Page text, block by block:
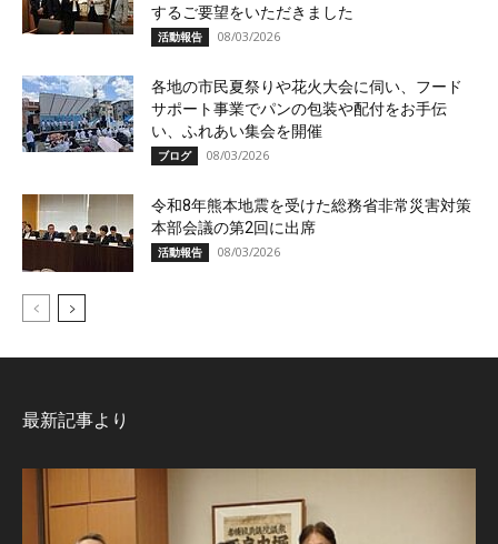
するご要望をいただきました
活動報告 08/03/2026
各地の市民夏祭りや花火大会に伺い、フード
サポート事業でパンの包装や配付をお手伝
い、ふれあい集会を開催
ブログ 08/03/2026
令和8年熊本地震を受けた総務省非常災害対策
本部会議の第2回に出席
活動報告 08/03/2026
最新記事より